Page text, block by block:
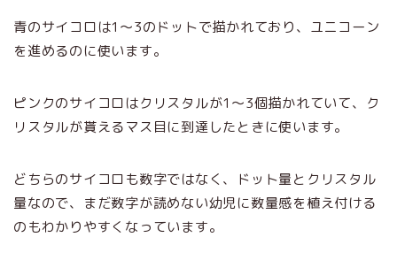
青のサイコロは1～3のドットで描かれており、ユニコーン
を進めるのに使います。
ピンクのサイコロはクリスタルが1～3個描かれていて、ク
リスタルが貰えるマス目に到達したときに使います。
どちらのサイコロも数字ではなく、ドット量とクリスタル
量なので、まだ数字が読めない幼児に数量感を植え付ける
のもわかりやすくなっています。